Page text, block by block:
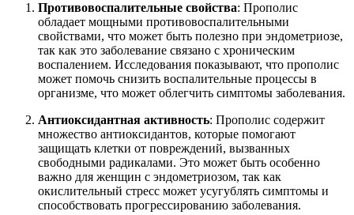
Противовоспалительные свойства: Прополис
обладает мощными противовоспалительными
свойствами, что может быть полезно при эндометриозе,
так как это заболевание связано с хроническим
воспалением. Исследования показывают, что прополис
может помочь снизить воспалительные процессы в
организме, что может облегчить симптомы заболевания.
Антиоксидантная активность: Прополис содержит
множество антиоксидантов, которые помогают
защищать клетки от повреждений, вызванных
свободными радикалами. Это может быть особенно
важно для женщин с эндометриозом, так как
окислительный стресс может усугублять симптомы и
способствовать прогрессированию заболевания.